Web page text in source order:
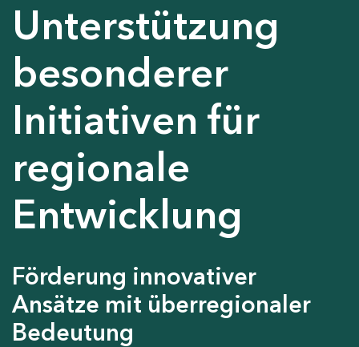
Unterstützung
besonderer
Initiativen für
regionale
Entwicklung
Förderung innovativer
Ansätze mit überregionaler
Bedeutung